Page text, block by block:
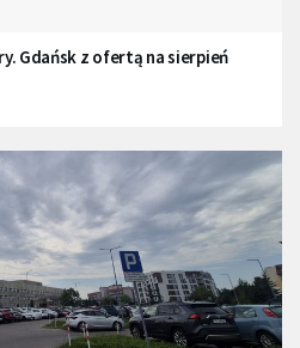
Gdańsk z ofertą na sierpień